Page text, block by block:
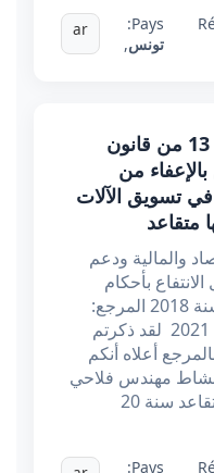
Pays:
تونس,
ar
حول الانتفاع بأحكام الفصل 13 من قانون
: الانتفاع بالإعفاء من
تسويق الآلات
متقاعد
والمالية ودعم
بأحكام
الفصل 13 من قانون المالية لسنة 2018 المرجع:
مكتوبكم الوارد بتاريخ 23 جوان 2021 لقد ذكرتم
أعلاه أنكم
نشاط مهندس فلاحي
سنة 20
Pays: